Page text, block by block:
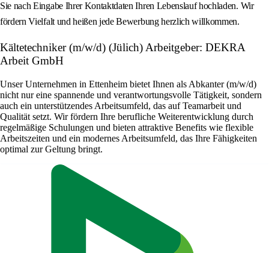
Sie nach Eingabe Ihrer Kontaktdaten Ihren Lebenslauf hochladen. Wir
fördern Vielfalt und heißen jede Bewerbung herzlich willkommen.
Kältetechniker (m/w/d) (Jülich) Arbeitgeber: DEKRA
Arbeit GmbH
Unser Unternehmen in Ettenheim bietet Ihnen als Abkanter (m/w/d)
nicht nur eine spannende und verantwortungsvolle Tätigkeit, sondern
auch ein unterstützendes Arbeitsumfeld, das auf Teamarbeit und
Qualität setzt. Wir fördern Ihre berufliche Weiterentwicklung durch
regelmäßige Schulungen und bieten attraktive Benefits wie flexible
Arbeitszeiten und ein modernes Arbeitsumfeld, das Ihre Fähigkeiten
optimal zur Geltung bringt.